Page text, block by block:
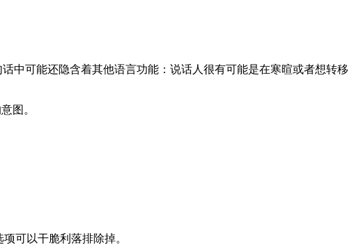
可能还隐含着其他语言功能：说话人很有可能是在寒暄或者想转移
图。
可以干脆利落排除掉。